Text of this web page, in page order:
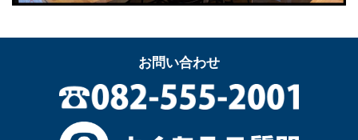
お問い合わせ